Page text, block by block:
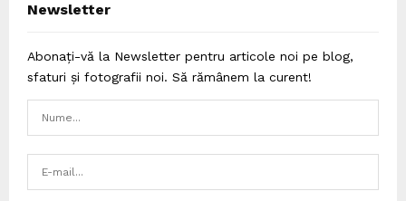
Newsletter
Abonați-vă la Newsletter pentru articole noi pe blog,
sfaturi și fotografii noi. Să rămânem la curent!